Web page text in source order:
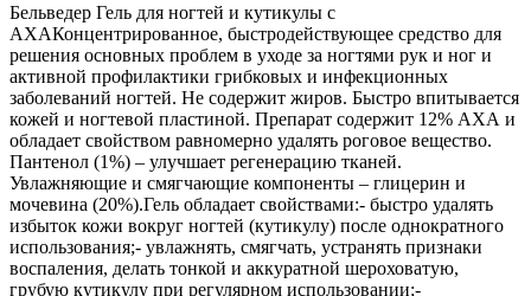
Бельведер Гель для ногтей и кутикулы с
АХАКонцентрированное, быстродействующее средство для
решения основных проблем в уходе за ногтями рук и ног и
активной профилактики грибковых и инфекционных
заболеваний ногтей. Не содержит жиров. Быстро впитывается
кожей и ногтевой пластиной. Препарат содержит 12% АХА и
обладает свойством равномерно удалять роговое вещество.
Пантенол (1%) – улучшает регенерацию тканей.
Увлажняющие и смягчающие компоненты – глицерин и
мочевина (20%).Гель обладает свойствами:- быстро удалять
избыток кожи вокруг ногтей (кутикулу) после однократного
использования;- увлажнять, смягчать, устранять признаки
воспаления, делать тонкой и аккуратной шероховатую,
грубую кутикулу при регулярном использовании;-